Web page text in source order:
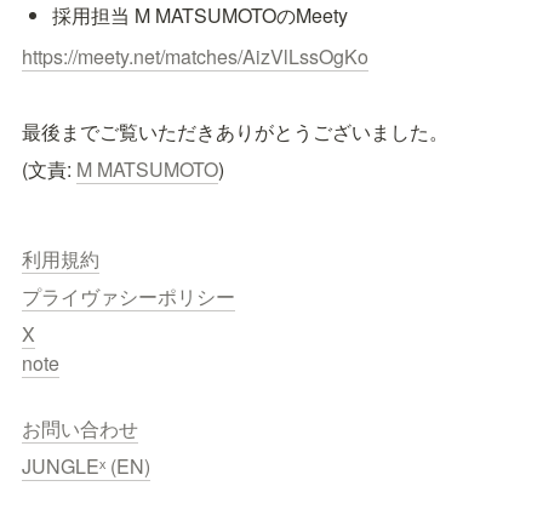
採用担当 M MATSUMOTOのMeety
https://meety.net/matches/AizVlLssOgKo
最後までご覧いただきありがとうございました。
(文責: M MATSUMOTO)
利用規約
プライヴァシーポリシー
X
note
お問い合わせ
JUNGLEˣ (EN)